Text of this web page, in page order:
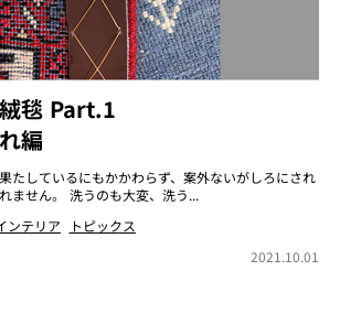
絨毯 Part.1
編
たしているにもかかわらず、案外ないがしろにされ
ません。 洗うのも大変、洗う...
ンテリア
トピックス
2021.10.01